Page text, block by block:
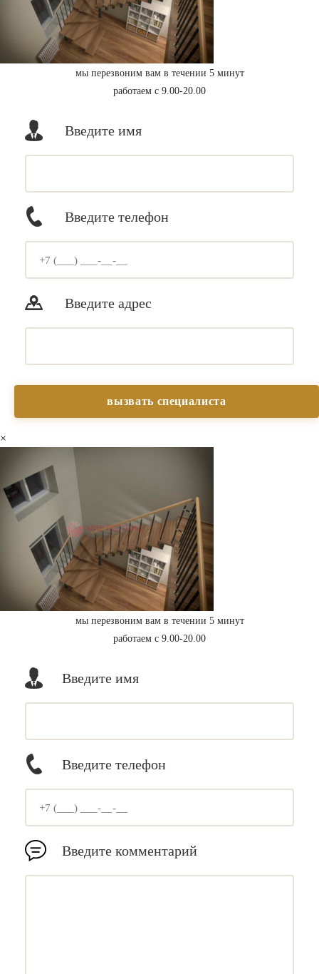
мы перезвоним вам в течении 5 минут
работаем с 9.00-20.00
Введите имя
Введите телефон
Введите адрес
×
мы перезвоним вам в течении 5 минут
работаем с 9.00-20.00
Введите имя
Введите телефон
Введите комментарий